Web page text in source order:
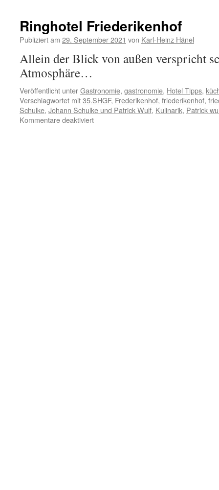
im
Hotel
Ringhotel Friederikenhof
Publiziert am 29. September 2021 von Karl-Heinz Hänel
Allein der Blick von außen verspricht
Atmosphäre…
Veröffentlicht unterGastronomie, gastronomie, Hotel Tipps,
Verschlagwortet mit35.SHGF, Frederikenhof, friederikenhof,
Schulke, Johann Schulke und Patrick Wulf, Kulinarik, Patrick
Kommentare deaktiviertfür